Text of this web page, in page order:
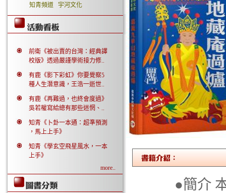
知青頻道 宇河文化
前衛《被出賣的台灣：經典譯
校版》透過嚴謹學術接力修..
有鹿《影下彩虹》你要覺察5
種人生潛意識，王浩一逝世..
有鹿《再難過，也終會度過》
吳若權寫給總有那些迷惘、..
知青《卜卦一本通：超準預測
，馬上上手》
知青《學玄空飛星風水，一本
上手》
more..
●簡介